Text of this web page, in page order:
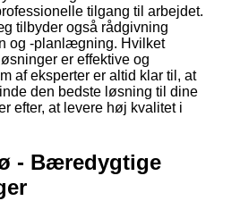
tilgang til arbejdet.
tilbyder også rådgivning
og -planlægning. Hvilket
er effektive og
af eksperter er altid klar til, at
den bedste løsning til dine
efter, at levere høj kvalitet i
- Bæredygtige